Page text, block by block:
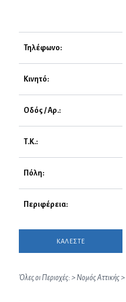
Τηλέφωνο:
Κινητό:
Οδός / Αρ.:
Τ.Κ.:
Πόλη:
Περιφέρεια:
ΚΑΛΕΣΤΕ
Όλες οι Περιοχές:> Νομός Αττικής>